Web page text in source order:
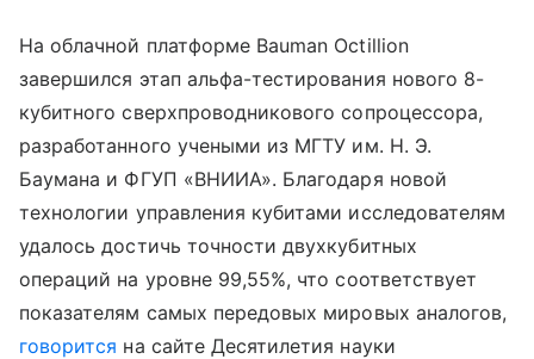
На облачной платформе Bauman Octillion
завершился этап альфа-тестирования нового 8-
кубитного сверхпроводникового сопроцессора,
разработанного учеными из МГТУ им. Н. Э.
Баумана и ФГУП «ВНИИА». Благодаря новой
технологии управления кубитами исследователям
удалось достичь точности двухкубитных
операций на уровне 99,55%, что соответствует
показателям самых передовых мировых аналогов,
говорится на сайте Десятилетия науки